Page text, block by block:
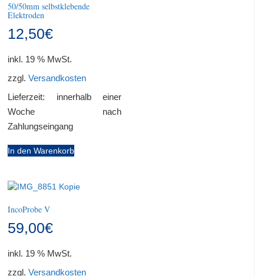
50/50mm selbstklebende
Elektroden
12,50€
inkl. 19 % MwSt.
zzgl.Versandkosten
Lieferzeit: innerhalb einer
Woche nach
Zahlungseingang
In den Warenkorb
IncoProbe V
59,00€
inkl. 19 % MwSt.
zzgl.Versandkosten